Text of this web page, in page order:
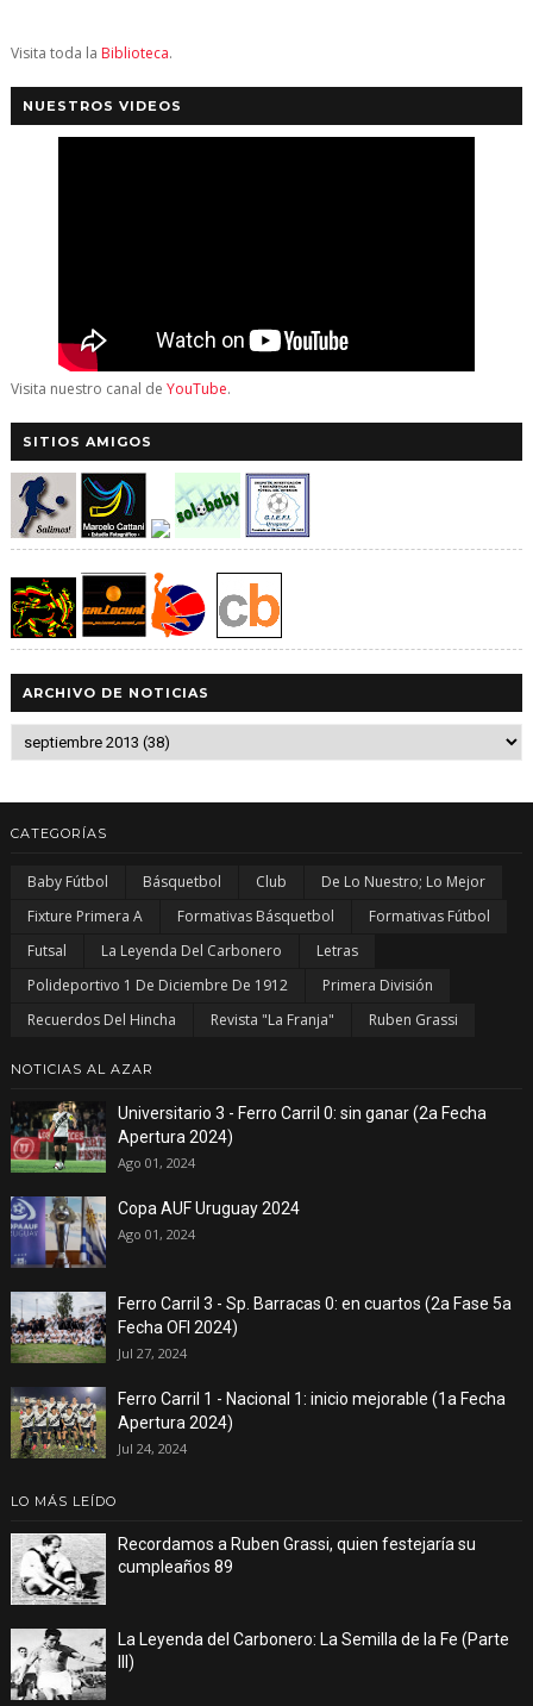
Visita toda la Biblioteca.
NUESTROS VIDEOS
Visita nuestro canal de YouTube.
SITIOS AMIGOS
ARCHIVO DE NOTICIAS
CATEGORÍAS
Baby Fútbol Básquetbol Club
De Lo Nuestro; Lo Mejor
Fixture Primera A
Formativas Básquetbol
Formativas Fútbol
Futsal
La Leyenda Del Carbonero
Letras
Polideportivo 1 De Diciembre De 1912
Primera División
Recuerdos Del Hincha
Revista "La Franja" Ruben Grassi
NOTICIAS AL AZAR
Universitario 3 - Ferro Carril 0: sin ganar (2a Fecha
Apertura 2024)
Ago 01, 2024
Copa AUF Uruguay 2024
Ago 01, 2024
Ferro Carril 3 - Sp. Barracas 0: en cuartos (2a Fase 5a
Fecha OFI 2024)
Jul 27, 2024
Ferro Carril 1 - Nacional 1: inicio mejorable (1a Fecha
Apertura 2024)
Jul 24, 2024
LO MÁS LEÍDO
Recordamos a Ruben Grassi, quien festejaría su
cumpleaños 89
La Leyenda del Carbonero: La Semilla de la Fe (Parte
III)